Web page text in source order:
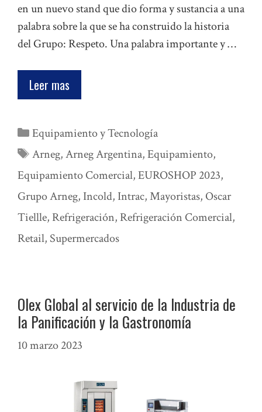
en un nuevo stand que dio forma y sustancia a una
palabra sobre la que se ha construido la historia
del Grupo: Respeto. Una palabra importante y …
Leer mas
Categorías
Equipamiento y Tecnología
Etiquetas
Arneg,Arneg Argentina,Equipamiento,
Equipamiento Comercial,EUROSHOP 2023,
Grupo Arneg, Incold, Intrac,Mayoristas, Oscar
Tiellle, Refrigeración, Refrigeración Comercial,
Retail, Supermercados
Olex Global al servicio de la Industria de
la Panificación y la Gastronomía
10 marzo 2023